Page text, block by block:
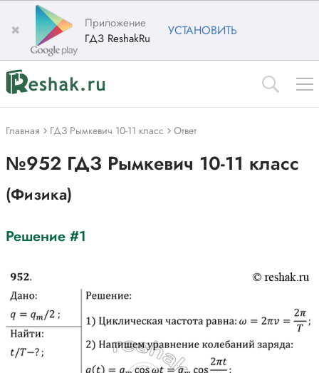
✖
Приложение
ГДЗ ReshakRu
УСТАНОВИТЬ
Главная ГДЗ Рымкевич 10-11 класс Ответ
№952 ГДЗ Рымкевич 10-11 класс
(Физика)
Решение #1